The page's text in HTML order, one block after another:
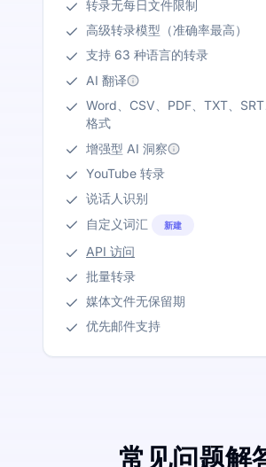
转录无每日文件限制
高级转录模型（准确率最高）
支持 63 种语言的转录
AI 翻译
Word、CSV、PDF、TXT、
格式
增强型 AI 洞察
YouTube 转录
说话人识别
自定义词汇
新建
API 访问
批量转录
媒体文件无保留期
优先邮件支持
常见问题解